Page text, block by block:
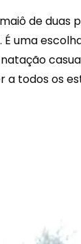
de
uma
a todos os